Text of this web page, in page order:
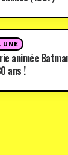
UNE
animée
ans !